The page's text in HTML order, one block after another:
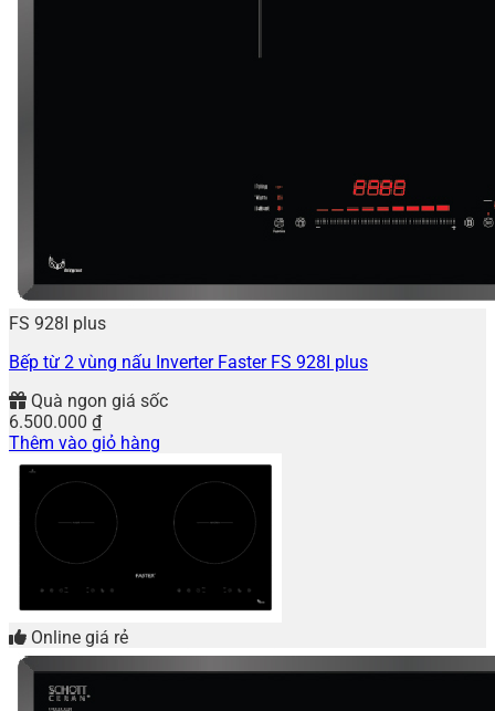
FS 928I plus
Bếp từ 2 vùng nấu Inverter Faster FS 928I plus
Quà ngon giá sốc
6.500.000 ₫
Thêm vào giỏ hàng
Online giá rẻ